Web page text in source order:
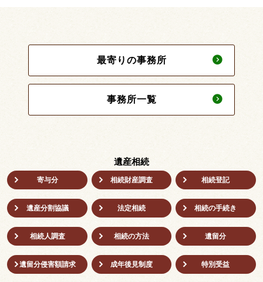
最寄りの事務所
事務所一覧
遺産相続
寄与分 相続財産調査 相続登記
遺産分割協議 法定相続 相続の⼿続き
相続人調査 相続の方法 遺留分
遺留分侵害額請求 成年後⾒制度 特別受益